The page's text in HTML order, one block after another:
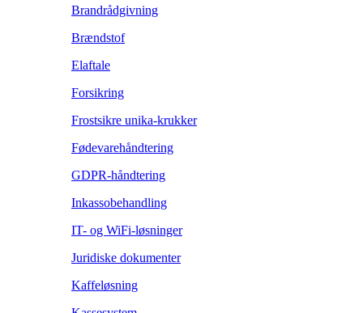
Brandrådgivning
Brændstof
Elaftale
Forsikring
Frostsikre unika-krukker
Fødevarehåndtering
GDPR-håndtering
Inkassobehandling
IT- og WiFi-løsninger
Juridiske dokumenter
Kaffeløsning